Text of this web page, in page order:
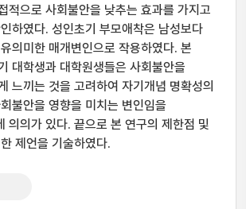
적으로 사회불안을 낮추는 효과를 가지고
하였다. 성인초기 부모애착은 남성보다
의미한 매개변인으로 작용하였다. 본
대학생과 대학원생들은 사회불안을
느끼는 것을 고려하여 자기개념 명확성의
불안을 영향을 미치는 변인임을
의의가 있다. 끝으로 본 연구의 제한점 및
제언을 기술하였다.